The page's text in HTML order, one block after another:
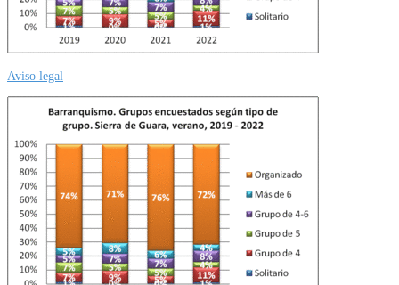
Aviso legal